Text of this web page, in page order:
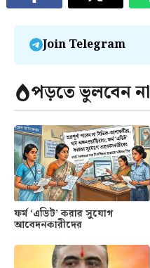
Join Telegram
পড়তে ভুলবেন না
ফর্ম ‘এডিট’ করার সুযোগ
আবেদনকারীদের